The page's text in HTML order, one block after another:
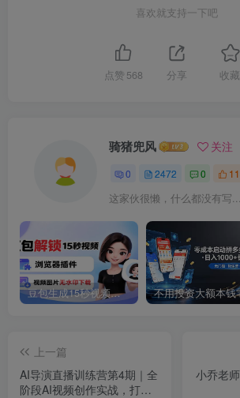
喜欢就支持一下吧
点赞 568 分享 收藏
骑猪兜风 关注
0 2472 0
这家伙很懒，什么都没有写...
豆包生成15秒视频——浏览器插件：豆包/Dola 视频图片无水印下载 + 解锁15秒视频生成
上一篇
AI导演直播训练营第4期｜全
阶段AI视频创作实战，打造
小乔老